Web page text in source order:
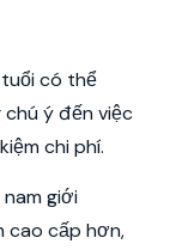
có thể
chú ý đến việc
chi phí.
giới
cao cấp hơn,